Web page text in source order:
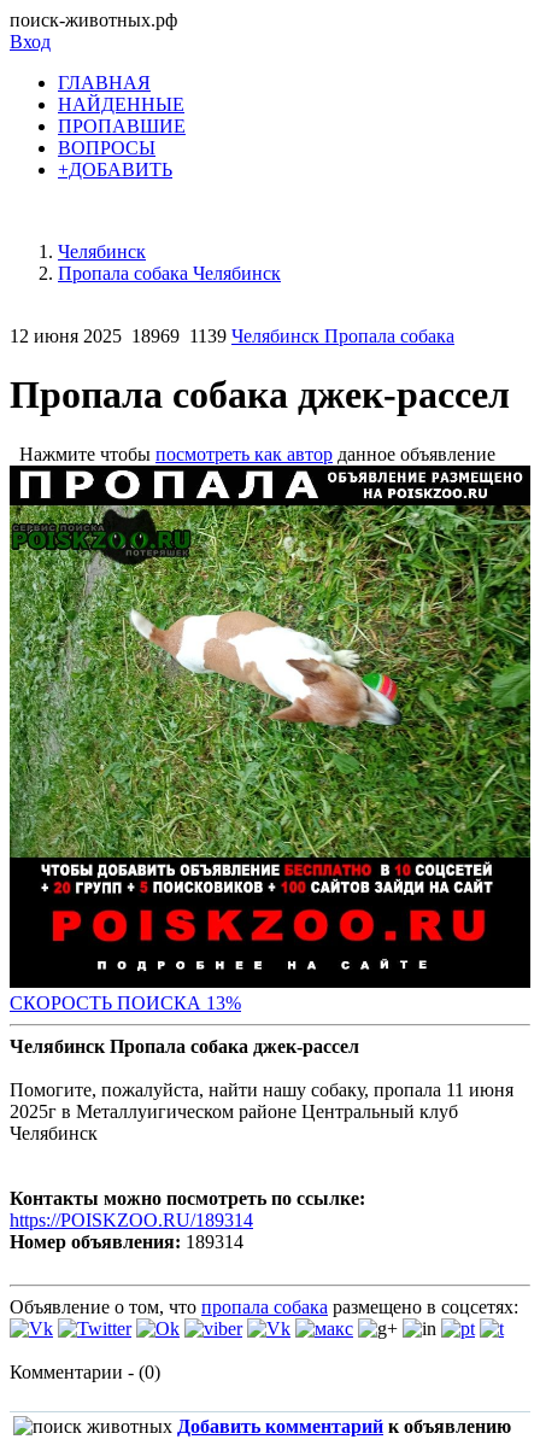
поиск-животных.рф
Вход
ГЛАВНАЯ
НАЙДЕННЫЕ
ПРОПАВШИЕ
ВОПРОСЫ
+ДОБАВИТЬ
Челябинск
Пропала собака Челябинск
12 июня 2025 18969 1139 Челябинск Пропала собака
Пропала собака джек-рассел
Нажмите чтобы посмотреть как автор данное объявление
СКОРОСТЬ ПОИСКА 13%
Челябинск Пропала собака джек-рассел
Помогите, пожалуйста, найти нашу собаку, пропала 11 июня
2025г в Металлуигическом районе Центральный клуб
Челябинск
Контакты можно посмотреть по ссылке:
https://POISKZOO.RU/189314
Номер объявления: 189314
Объявление о том, что пропала собака размещено в соцсетях:
Комментарии - (0)
Добавить комментарий к объявлению